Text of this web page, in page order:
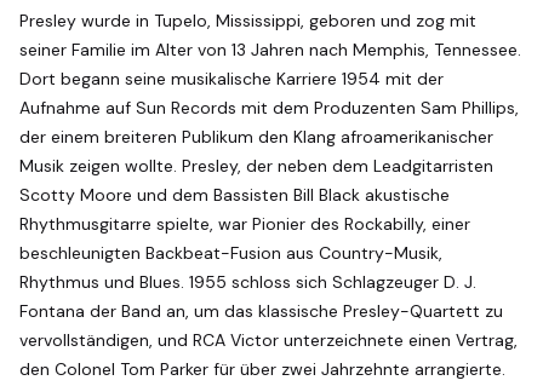
Presley wurde in Tupelo, Mississippi, geboren und zog mit
seiner Familie im Alter von 13 Jahren nach Memphis, Tennessee.
Dort begann seine musikalische Karriere 1954 mit der
Aufnahme auf Sun Records mit dem Produzenten Sam Phillips,
der einem breiteren Publikum den Klang afroamerikanischer
Musik zeigen wollte. Presley, der neben dem Leadgitarristen
Scotty Moore und dem Bassisten Bill Black akustische
Rhythmusgitarre spielte, war Pionier des Rockabilly, einer
beschleunigten Backbeat-Fusion aus Country-Musik,
Rhythmus und Blues. 1955 schloss sich Schlagzeuger D. J.
Fontana der Band an, um das klassische Presley-Quartett zu
vervollständigen, und RCA Victor unterzeichnete einen Vertrag,
den Colonel Tom Parker für über zwei Jahrzehnte arrangierte.